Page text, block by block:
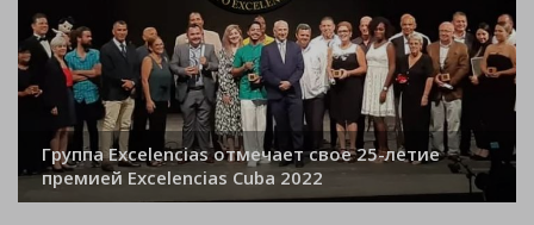
Группа Excelencias отмечает свое 25-летие
премией Excelencias Cuba 2022